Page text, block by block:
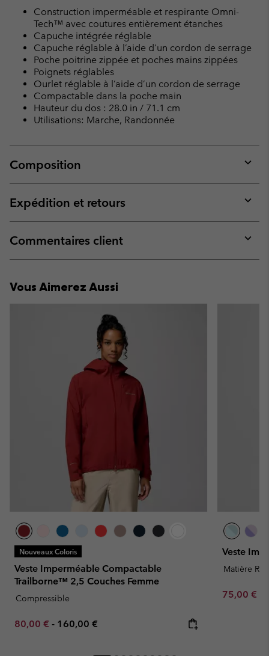
Construction imperméable et respirante Omni-
Tech™ avec coutures entièrement étanches
Capuche intégrée réglable
Capuche réglable à l’aide d’un cordon de serrage
Poche poitrine zippée et poches mains zippées
Poignets réglables
Ourlet réglable à l’aide d’un cordon de serrage
Compactable dans la poche main
Hauteur du dos : 28.0 in / 71.1 cm
Utilisations: Marche, Randonnée
Composition
or
Expédition et retours
or
Commentaires client
or
Vous Aimerez Aussi
Nouveaux Coloris
Veste Imperméable Compactable
Trailborne™ 2,5 Couches Femme
Compressible
Minimum sale price:
80,00 € - Maximum price:
160,00 €
Veste
Matière
Minimum
75,00 €